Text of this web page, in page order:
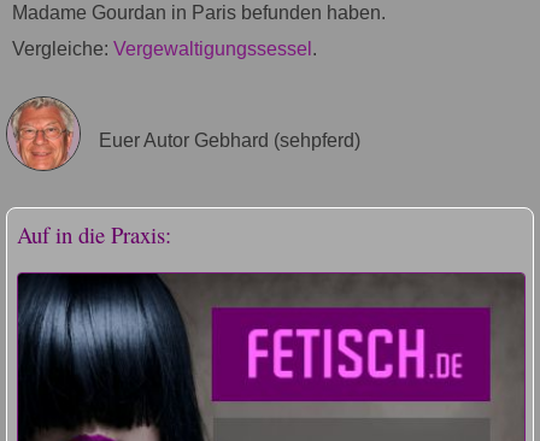
Madame Gourdan in Paris befunden haben.
Vergleiche: Vergewaltigungssessel .
Euer Autor Gebhard (sehpferd)
Auf in die Praxis: